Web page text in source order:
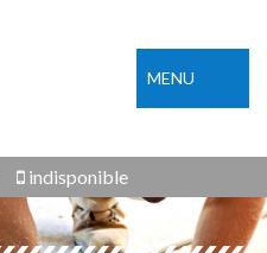
MENU
indisponible